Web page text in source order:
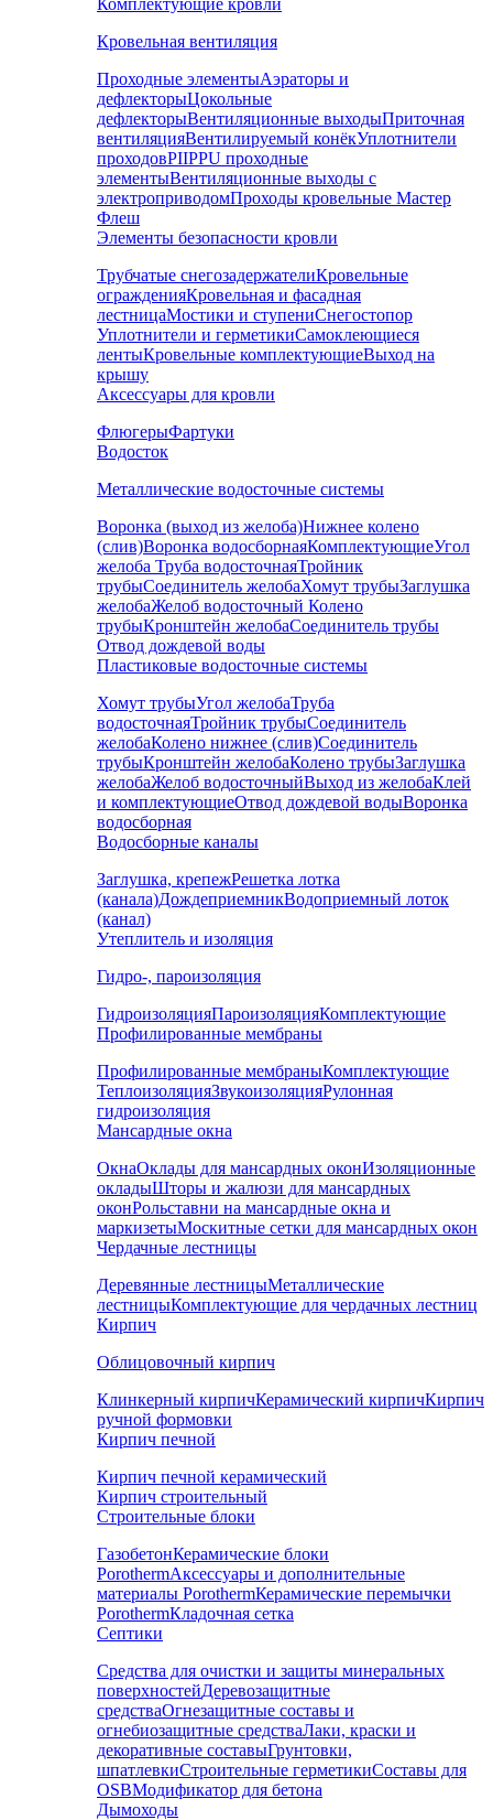
Комплектующие кровли
Кровельная вентиляция
Проходные элементыАэраторы и
дефлекторыЦокольные
дефлекторыВентиляционные выходыПриточная
вентиляцияВентилируемый конёкУплотнители
проходовPIIPPU проходные
элементыВентиляционные выходы с
электроприводомПроходы кровельные Мастер
Флеш
Элементы безопасности кровли
Трубчатые снегозадержателиКровельные
огражденияКровельная и фасадная
лестницаМостики и ступениСнегостопор
Уплотнители и герметикиСамоклеющиеся
лентыКровельные комплектующиеВыход на
крышу
Аксессуары для кровли
ФлюгерыФартуки
Водосток
Металлические водосточные системы
Воронка (выход из желоба)Нижнее колено
(слив)Воронка водосборнаяКомплектующиеУгол
желоба Труба водосточнаяТройник
трубыСоединитель желобаХомут трубыЗаглушка
желобаЖелоб водосточный Колено
трубыКронштейн желобаСоединитель трубы
Отвод дождевой воды
Пластиковые водосточные системы
Хомут трубыУгол желобаТруба
водосточнаяТройник трубыСоединитель
желобаКолено нижнее (слив)Соединитель
трубыКронштейн желобаКолено трубыЗаглушка
желобаЖелоб водосточныйВыход из желобаКлей
и комплектующиеОтвод дождевой водыВоронка
водосборная
Водосборные каналы
Заглушка, крепежРешетка лотка
(канала)ДождеприемникВодоприемный лоток
(канал)
Утеплитель и изоляция
Гидро-, пароизоляция
ГидроизоляцияПароизоляцияКомплектующие
Профилированные мембраны
Профилированные мембраныКомплектующие
ТеплоизоляцияЗвукоизоляцияРулонная
гидроизоляция
Мансардные окна
ОкнаОклады для мансардных оконИзоляционные
окладыШторы и жалюзи для мансардных
оконРольставни на мансардные окна и
маркизетыМоскитные сетки для мансардных окон
Чердачные лестницы
Деревянные лестницыМеталлические
лестницыКомплектующие для чердачных лестниц
Кирпич
Облицовочный кирпич
Клинкерный кирпичКерамический кирпичКирпич
ручной формовки
Кирпич печной
Кирпич печной керамический
Кирпич строительный
Строительные блоки
ГазобетонКерамические блоки
PorothermАксессуары и дополнительные
материалы PorothermКерамические перемычки
PorothermКладочная сетка
Септики
Средства для очистки и защиты минеральных
поверхностейДеревозащитные
средстваОгнезащитные составы и
огнебиозащитные средстваЛаки, краски и
декоративные составыГрунтовки,
шпатлевкиСтроительные герметикиСоставы для
OSBМодификатор для бетона
Дымоходы